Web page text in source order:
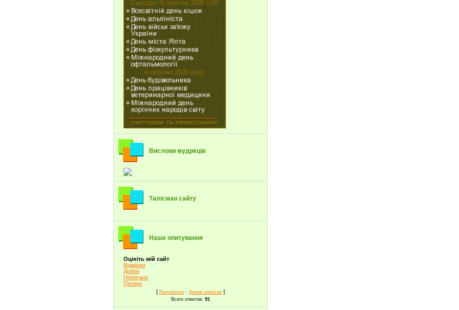
Вислови мудреців
Талісман сайту
Наше опитування
Оцініть мій сайт
Відмінно
Добре
Непогано
Погано
[ Результаты · Архив опросов ]
Всего ответов: 91